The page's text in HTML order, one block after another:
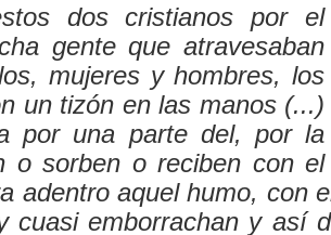
dos cristianos por el
gente que atravesaban
mujeres y hombres, los
un tizón en las manos (...)
por una parte del, por la
o sorben o reciben con el
adentro aquel humo, con
cuasi emborrachan y así